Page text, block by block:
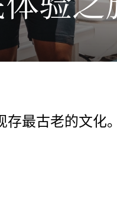
存最古老的文化